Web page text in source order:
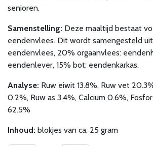
senioren.
Samenstelling: Deze maaltijd bestaat
eendenvlees. Dit wordt samengesteld
eendenvlees, 20% orgaanvlees:
eendenlever, 15% bot: eendenkarkas.
Analyse: Ruw eiwit 13.8%, Ruw vet
0.2%, Ruw as 3.4%, Calcium 0.6%,
62.5%
Inhoud: blokjes van ca. 25 gram